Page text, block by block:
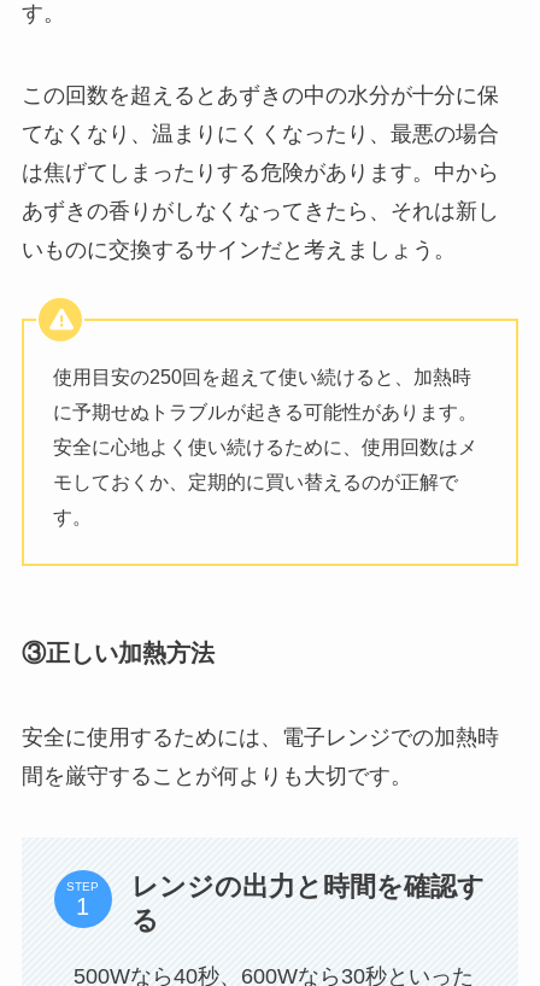
す。
この回数を超えるとあずきの中の水分が十分に保
てなくなり、温まりにくくなったり、最悪の場合
は焦げてしまったりする危険があります。中から
あずきの香りがしなくなってきたら、それは新し
いものに交換するサインだと考えましょう。
使用目安の250回を超えて使い続けると、加熱時
に予期せぬトラブルが起きる可能性があります。
安全に心地よく使い続けるために、使用回数はメ
モしておくか、定期的に買い替えるのが正解で
す。
③正しい加熱方法
安全に使用するためには、電子レンジでの加熱時
間を厳守することが何よりも大切です。
STEP
レンジの出力と時間を確認す
る
500Wなら40秒、600Wなら30秒といった